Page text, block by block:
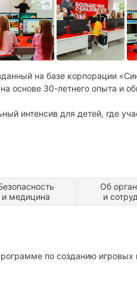
на базе корпорации
основе 30-летнего опыта и
интенсив для детей, где
и медицина
Об
и
по созданию игровых